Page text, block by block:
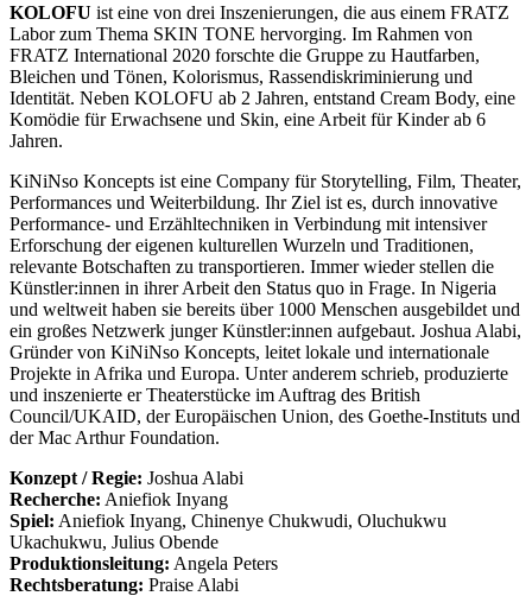
KOLOFU ist eine von drei Inszenierungen, die aus einem FRATZ
Labor zum Thema SKIN TONE hervorging. Im Rahmen von
FRATZ International 2020 forschte die Gruppe zu Hautfarben,
Bleichen und Tönen, Kolorismus, Rassendiskriminierung und
Identität. Neben KOLOFU ab 2 Jahren, entstand Cream Body, eine
Komödie für Erwachsene und Skin, eine Arbeit für Kinder ab 6
Jahren.
KiNiNso Koncepts ist eine Company für Storytelling, Film, Theater,
Performances und Weiterbildung. Ihr Ziel ist es, durch innovative
Performance- und Erzähltechniken in Verbindung mit intensiver
Erforschung der eigenen kulturellen Wurzeln und Traditionen,
relevante Botschaften zu transportieren. Immer wieder stellen die
Künstler:innen in ihrer Arbeit den Status quo in Frage. In Nigeria
und weltweit haben sie bereits über 1000 Menschen ausgebildet und
ein großes Netzwerk junger Künstler:innen aufgebaut. Joshua Alabi,
Gründer von KiNiNso Koncepts, leitet lokale und internationale
Projekte in Afrika und Europa. Unter anderem schrieb, produzierte
und inszenierte er Theaterstücke im Auftrag des British
Council/UKAID, der Europäischen Union, des Goethe-Instituts und
der Mac Arthur Foundation.
Konzept / Regie: Joshua Alabi
Recherche: Aniefiok Inyang
Spiel: Aniefiok Inyang, Chinenye Chukwudi, Oluchukwu
Ukachukwu, Julius Obende
Produktionsleitung: Angela Peters
Rechtsberatung: Praise Alabi